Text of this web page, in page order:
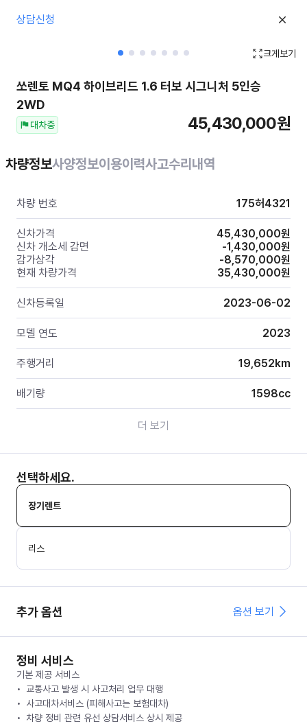
상담신청
크게보기
쏘렌토 MQ4 하이브리드 1.6 터보 시그니처 5인승
2WD
대차중 45,430,000원
차량정보사양정보이용이력사고수리내역
차량 번호 175허4321
신차가격 45,430,000원
신차 개소세 감면
-1,430,000원
감가상각
-8,570,000원
현재 차량가격
35,430,000원
신차등록일 2023-06-02
모델 연도 2023
주행거리 19,652km
배기량 1598cc
더 보기
선택하세요.
장기렌트
리스
추가 옵션 옵션 보기
정비 서비스
기본 제공 서비스
교통사고 발생 시 사고처리 업무 대행
사고대차서비스 (피해사고는 보험대차)
차량 정비 관련 유선 상담서비스 상시 제공